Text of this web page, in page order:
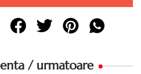
/ urmatoare